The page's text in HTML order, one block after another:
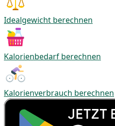
Idealgewicht berechnen
Kalorienbedarf berechnen
Kalorienverbrauch berechnen